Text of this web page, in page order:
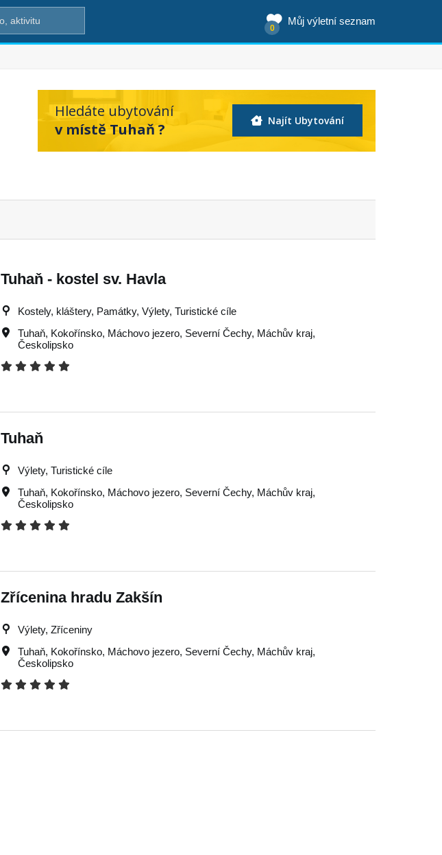
Můj výletní seznam
0
Hledáte ubytování
v místě Tuhaň ?
Najít Ubytování
Tuhaň - kostel sv. Havla
Kostely, kláštery, Památky, Výlety, Turistické cíle
Tuhaň, Kokořínsko, Máchovo jezero, Severní Čechy, Máchův kraj,
Českolipsko
Tuhaň
Výlety, Turistické cíle
Tuhaň, Kokořínsko, Máchovo jezero, Severní Čechy, Máchův kraj,
Českolipsko
Zřícenina hradu Zakšín
Výlety, Zříceniny
Tuhaň, Kokořínsko, Máchovo jezero, Severní Čechy, Máchův kraj,
Českolipsko